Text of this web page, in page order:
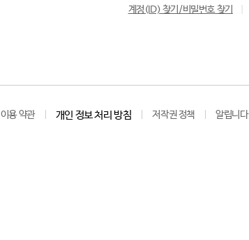
계정(ID) 찾기/비밀번호 찾기
이용 약관 개인 정보 처리 방침 저작권 정책 알립니다